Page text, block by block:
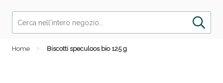
Home Biscotti speculoos bio 125 g